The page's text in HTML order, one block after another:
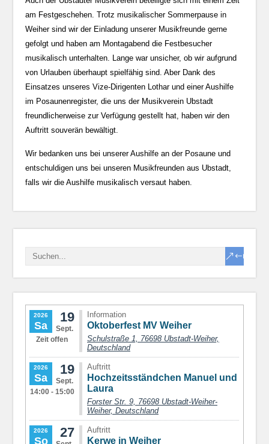
am Festgeschehen. Trotz musikalischer Sommerpause in
Weiher sind wir der Einladung unserer Musikfreunde gerne
gefolgt und haben am Montagabend die Festbesucher
musikalisch unterhalten.
Lange war unsicher, ob wir aufgrund
von Urlauben überhaupt spielfähig sind. Aber Dank des
Einsatzes unseres Vize-Dirigenten Lothar und einer Aushilfe
im Posaunenregister, die uns der Musikverein Ubstadt
freundlicherweise zur Verfügung gestellt hat, haben wir den
Auftritt souverän bewältigt.
Wir bedanken uns bei unserer Aushilfe an der Posaune und
entschuldigen uns bei unseren Musikfreunden aus Ubstadt,
falls wir die Aushilfe musikalisch versaut haben.